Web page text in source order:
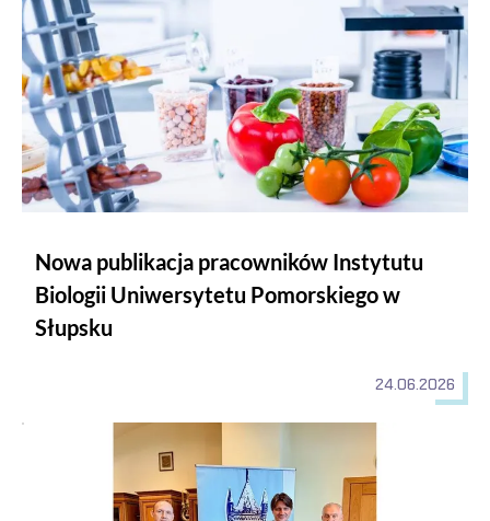
Nowa publikacja pracowników Instytutu
Biologii Uniwersytetu Pomorskiego w
Słupsku
24.06.2026